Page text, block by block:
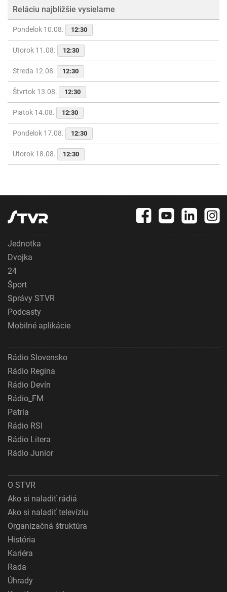
Reláciu najbližšie vysielame
Pondelok 10.08. 12:30
Utorok 11.08. 12:30
Streda 12.08. 12:30
Štvrtok 13.08. 12:30
Piatok 14.08. 12:30
Pondelok 17.08. 12:30
Utorok 18.08. 12:30
Jednotka
Dvojka
24
Šport
Správy STVR
Podcasty
Mobilné aplikácie
Rádio Slovensko
Rádio Regina
Rádio Devín
Rádio_FM
Patria
Rádio RSI
Rádio Litera
Rádio Junior
O STVR
Ako si naladiť rádiá
Ako si naladiť televíziu
Organizačná štruktúra
História
Kariéra
Rada
Úhrady